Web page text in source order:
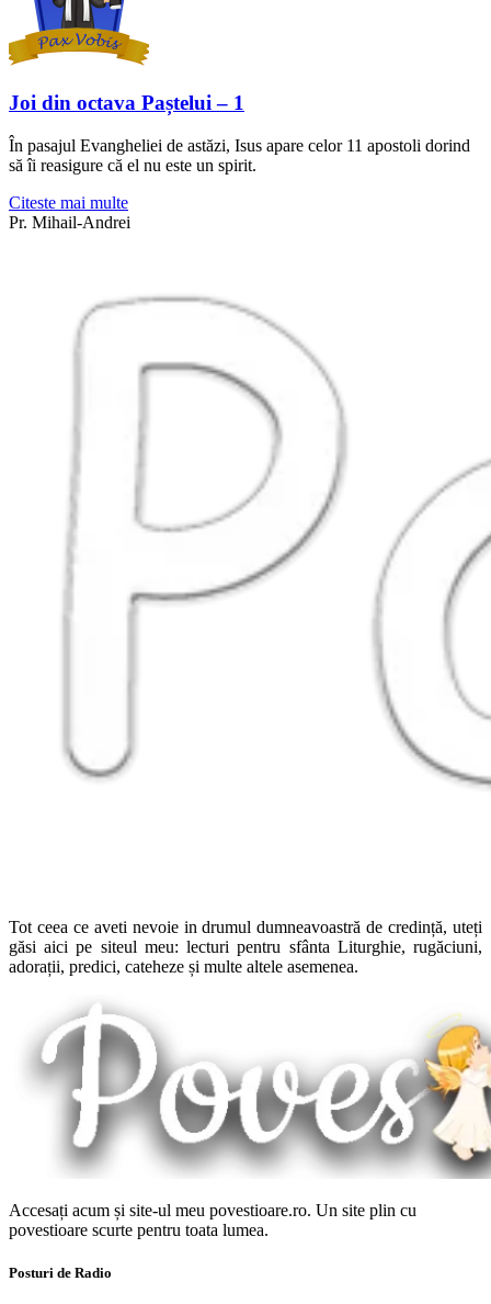
Joi din octava Paștelui – 1
În pasajul Evangheliei de astăzi, Isus apare celor 11 apostoli dorind
să îi reasigure că el nu este un spirit.
Citeste mai multe
Pr. Mihail-Andrei
Tot ceea ce aveti nevoie in drumul dumneavoastră de credință, uteți
găsi aici pe siteul meu: lecturi pentru sfânta Liturghie, rugăciuni,
adorații, predici, cateheze și multe altele asemenea.
Accesați acum și site-ul meu povestioare.ro. Un site plin cu
povestioare scurte pentru toata lumea.
Posturi de Radio